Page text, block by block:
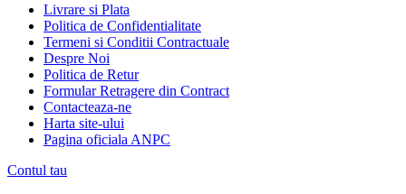
Livrare si Plata
Politica de Confidentialitate
Termeni si Conditii Contractuale
Despre Noi
Politica de Retur
Formular Retragere din Contract
Contacteaza-ne
Harta site-ului
Pagina oficiala ANPC
Contul tau